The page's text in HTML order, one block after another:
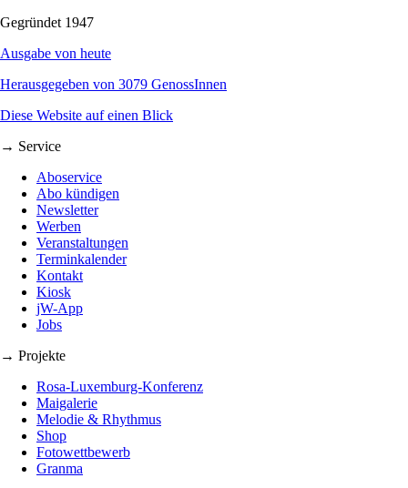
Gegründet 1947
Ausgabe von heute
Herausgegeben von 3079 GenossInnen
Diese Website auf einen Blick
→ Service
Aboservice
Abo kündigen
Newsletter
Werben
Veranstaltungen
Terminkalender
Kontakt
Kiosk
jW-App
Jobs
→ Projekte
Rosa-Luxemburg-Konferenz
Maigalerie
Melodie & Rhythmus
Shop
Fotowettbewerb
Granma